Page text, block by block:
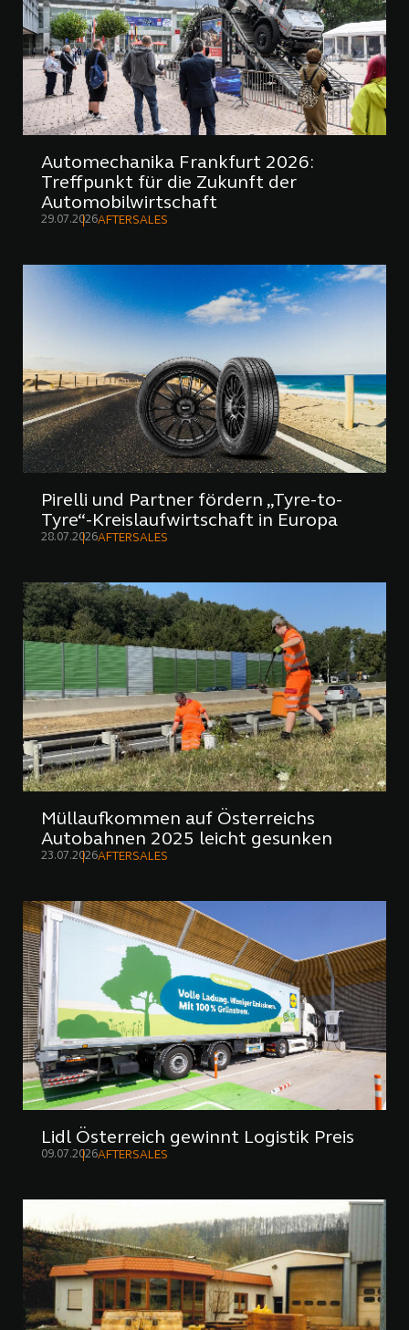
Automechanika Frankfurt 2026:
Treffpunkt für die Zukunft der
Automobilwirtschaft
29.07.2026AFTERSALES
Pirelli und Partner fördern „Tyre-to-
Tyre“-Kreislaufwirtschaft in Europa
28.07.2026AFTERSALES
Müllaufkommen auf Österreichs
Autobahnen 2025 leicht gesunken
23.07.2026AFTERSALES
Lidl Österreich gewinnt Logistik Preis
09.07.2026AFTERSALES